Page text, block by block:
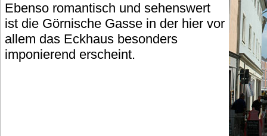
Ebenso romantisch und sehenswert
ist die Görnische Gasse in der hier vor
allem das Eckhaus besonders
imponierend erscheint.